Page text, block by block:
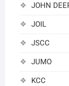
JOHN
JOIL
JSCC
JUMO
KCC